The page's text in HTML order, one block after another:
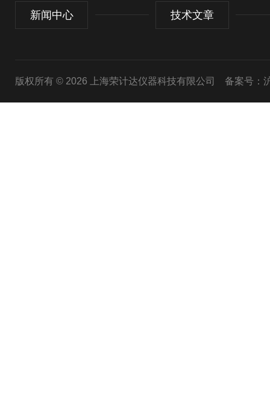
新闻中心 技术文章
版权所有 © 2026 上海荣计达仪器科技有限公司 备案号：